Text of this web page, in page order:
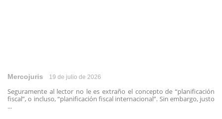
Mercojuris 19 de julio de 2026
Seguramente al lector no le es extraño el concepto de “planificación
fiscal”, o incluso, “planificación fiscal internacional”. Sin embargo, justo
...